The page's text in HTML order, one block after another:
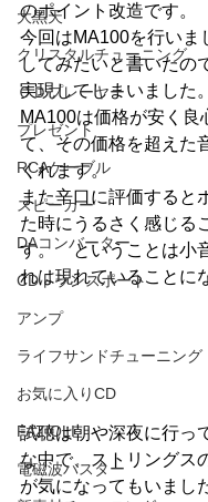
大黒天
クリスタルチューニング
ＣＤプレーヤー
プレゼント
RCAケーブル
スピーカー
DAコンバーター
CDトランスポート
アンプ
ライフサンドチューニング
お気に入りCD
FAZIOLI
電磁波バスター
のポイント改造です。
今回はMA100を行いま
してみたいと書いたの
実現してしまいました。
MA100は価格が安く良
て、その価格を超えた
くれます。
また辛口に評価すると
た時にうるさく感じる
す。　ということは小
れは現れていることに
試聴は朝や深夜に行っ
な中で、ストリングス
が気になってもいまし